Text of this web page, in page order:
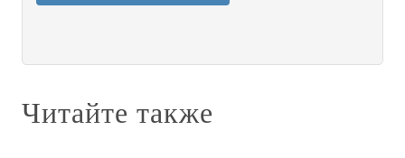
Читайте также